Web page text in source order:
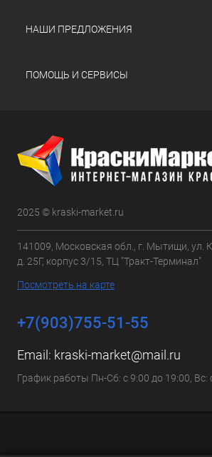
НАШИ ПРЕДЛОЖЕНИЯ
ПОМОЩЬ И СЕРВИСЫ
2025 © kraski-market.ru
141009, Московская обл., г. Мытищи, ул.
д. 25Г, корпус 3/15, ТЦ "Тракт-Терминал"
Посмотреть на карте
+7(903)755-51-55
Email: kraski-market@mail.ru
График работы Пн-Сб: с 9:00 до 19:00, Вс: